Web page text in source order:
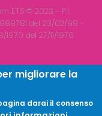
ETS © 2023 - P.I.
del 23/02/98 -
1970 del 27/11/1970
Reserved
migliorare la
darai il consenso